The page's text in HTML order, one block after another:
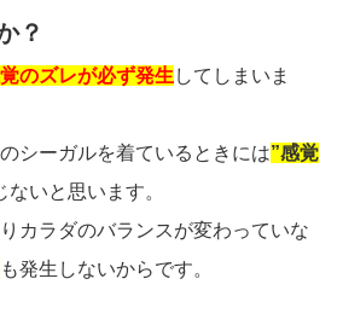
？
のズレが必ず発生 してしまいま
シーガルを着ているときには”感覚
ないと思います。
カラダのバランスが変わっていな
も発生しないからです。